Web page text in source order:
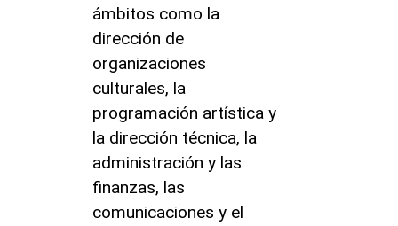
ámbitos como la
dirección de
organizaciones
culturales, la
programación artística y
la dirección técnica, la
administración y las
finanzas, las
comunicaciones y el